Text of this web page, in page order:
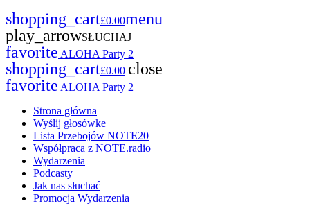
shopping_cart£0.00menu
play_arrowSŁUCHAJ
favorite ALOHA Party 2
shopping_cart£0.00 close
favorite ALOHA Party 2
Strona główna
Wyślij głosówke
Lista Przebojów NOTE20
Współpraca z NOTE.radio
Wydarzenia
Podcasty
Jak nas słuchać
Promocja Wydarzenia